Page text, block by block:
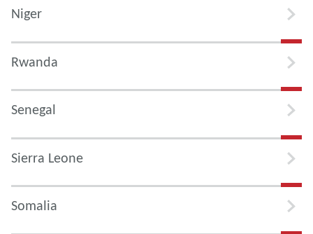
Niger
Rwanda
Senegal
Sierra Leone
Somalia